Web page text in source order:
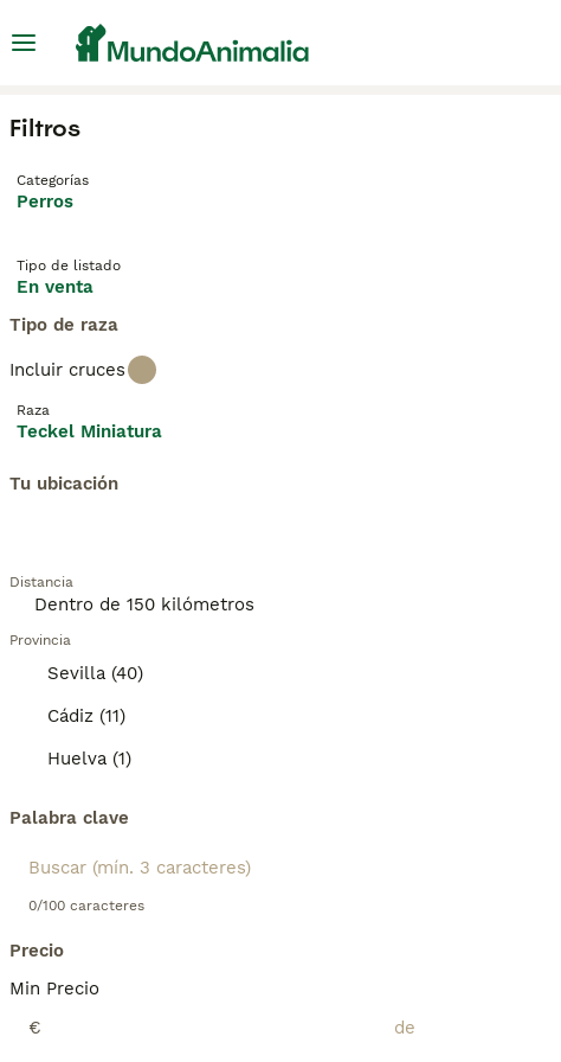
Filtros
Categorías
Perros
Tipo de listado
En venta
Tipo de raza
Incluir cruces
Raza
Teckel Miniatura
Tu ubicación
Distancia
Provincia
Sevilla (40)
Cádiz (11)
Huelva (1)
Palabra clave
0/100 caracteres
Precio
Min Precio
€